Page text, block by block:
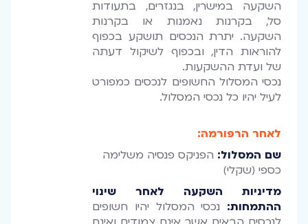
השקעה במישרין, בנגזרים, בתעודות
סל, בקרנות נאמנות או בקרנות
השקעה. יתרת הנכסים תושקע בכפוף
להוראות הדין, ובכפוף לשיקול דעתה
של ועדת ההשקעות.
נכסי המסלול החשופים לנכסים כמפורט
לעיל יהיו כל נכסי המסלול.
לאחר הרפורמה:
שם המסלול: הפניקס פנסיה משלימה
כספי (שקלי)
מדיניות השקעה לאחר שינוי
ההתמחות: נכסי המסלול יהיו חשופים